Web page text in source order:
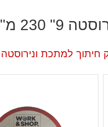
230 מ"מ
למתכת ונירוסטה 9" 230 מ"מ